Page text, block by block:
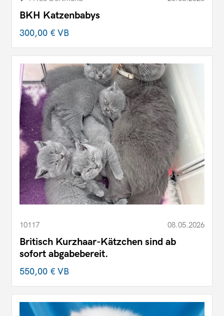
BKH Katzenbabys
300,00 €VB
10117 08.05.2026
Britisch Kurzhaar-Kätzchen sind ab
sofort abgabebereit.
550,00 €VB